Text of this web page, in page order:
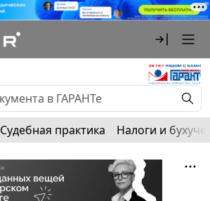
Судебная практика Налоги и